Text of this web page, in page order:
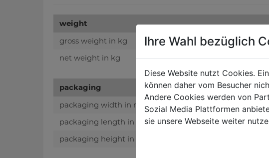
weight
gross weight in kg
net weight in kg
packaging
packaging width in mm
packaging length in mm
packaging height in mm
Ihre Wahl bezüglich
Diese Website nutzt Cookies.
können daher vom Besucher
Andere Cookies werden von
Sozial Media Plattformen
sie unsere Webseite weiter